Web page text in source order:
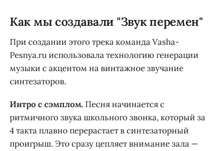
Как мы создавали "Звук перемен"
При создании этого трека команда Vasha-
Pesnya.ru использовала технологию генерации
музыки с акцентом на винтажное звучание
синтезаторов.
Интро с сэмплом. Песня начинается с
ритмичного звука школьного звонка, который за
4 такта плавно перерастает в синтезаторный
проигрыш. Это сразу цепляет внимание зала —